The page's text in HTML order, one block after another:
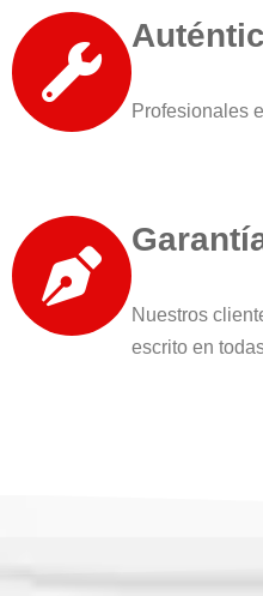
Profesionales
Nuestros
escrito en